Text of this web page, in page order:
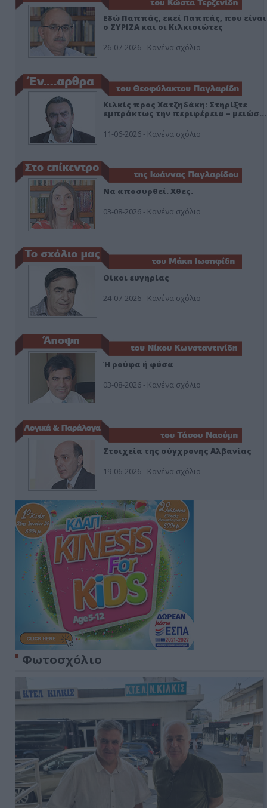
Εδώ Παππάς, εκεί Παππάς, που είναι
ο ΣΥΡΙΖΑ και οι Κιλκισιώτες
26-07-2026 - Κανένα σχόλιο
Κιλκίς προς Χατζηδάκη: Στηρίξτε
εμπράκτως την περιφέρεια – μειώσ…
11-06-2026 - Κανένα σχόλιο
Να αποσυρθεί. Χθες.
03-08-2026 - Κανένα σχόλιο
Οίκοι ευγηρίας
24-07-2026 - Κανένα σχόλιο
Ή ρούφα ή φύσα
03-08-2026 - Κανένα σχόλιο
Στοιχεία της σύγχρονης Αλβανίας
19-06-2026 - Κανένα σχόλιο
Φωτοσχόλιο